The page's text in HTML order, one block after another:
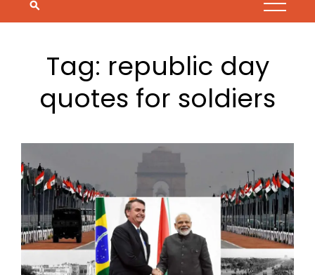
Tag: republic day
quotes for soldiers